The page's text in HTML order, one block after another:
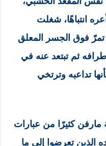
انتباهًا، شغلت
فوق الجسر المعلق
ثم تبتعد عنه في
تداعبه وترتخي
كثيرًا من عبارات
الذين تعرضوا إلى ما